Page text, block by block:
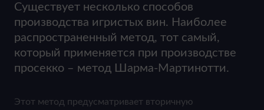
Существует несколько способов
производства игристых вин. Наиболее
распространенный метод, тот самый,
который применяется при производстве
просекко – метод Шарма-Мартинотти.
Этот метод предусматривает вторичную